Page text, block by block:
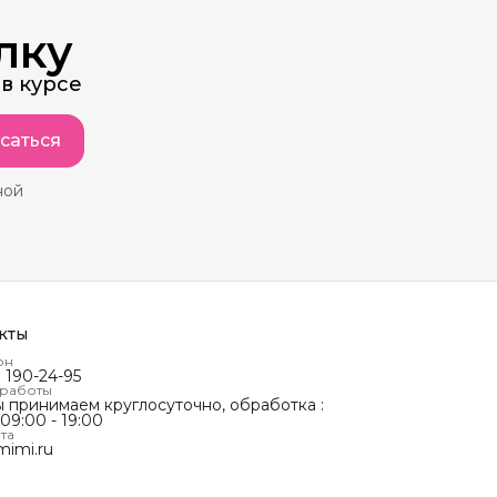
курсе
190-24-95
принимаем круглосуточно, обработка :
- 19:00